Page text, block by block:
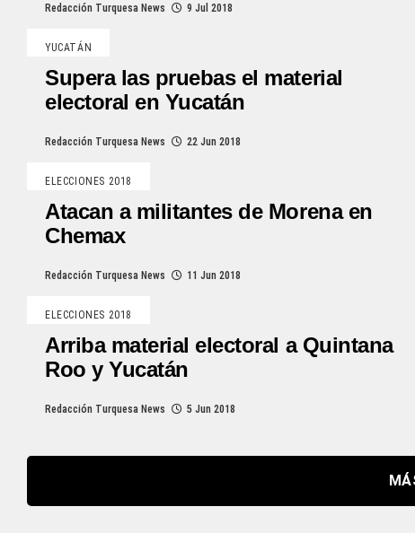
Redacción Turquesa News 9 Jul 2018
YUCATÁN
Supera las pruebas el material
electoral en Yucatán
Redacción Turquesa News 22 Jun 2018
ELECCIONES 2018
Atacan a militantes de Morena en
Chemax
Redacción Turquesa News 11 Jun 2018
ELECCIONES 2018
Arriba material electoral a Quintana
Roo y Yucatán
Redacción Turquesa News 5 Jun 2018